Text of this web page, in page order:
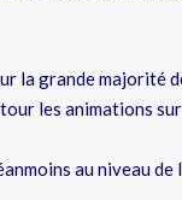
la grande majorité
les animations
au niveau